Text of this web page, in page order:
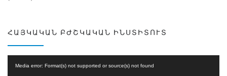
ՀԱՅԿԱԿԱՆ ԲԺՇԿԱԿԱՆ ԻՆՍՏԻՏՈՒՏ
Player
Media error: Format(s) not supported or source(s) not found